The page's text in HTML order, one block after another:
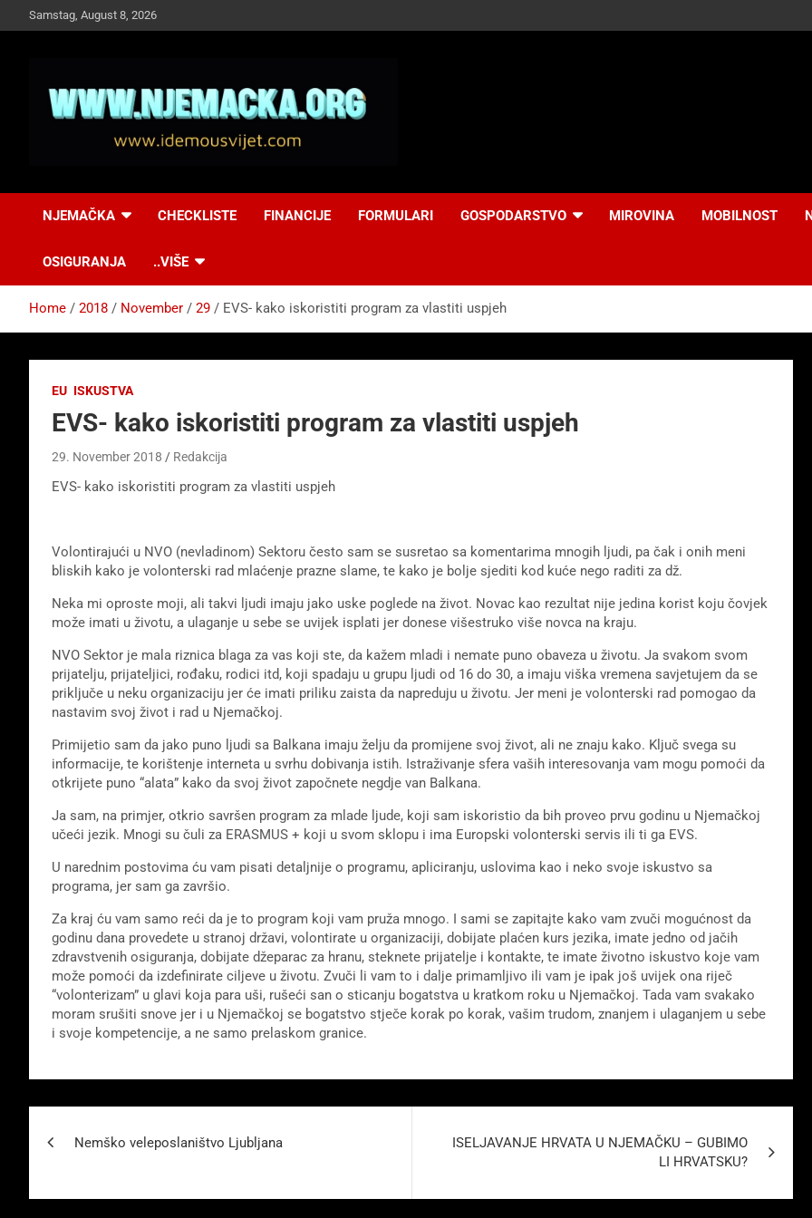
to
Samstag, August 8, 2026
Idemo u Svijet-
NJEMAČKA CHECKLISTE FINANCIJE FORMULARI GOSPODARSTVO MIROVINA MOBILNOST
OSIGURANJA ..VIŠE
Home 2018 November 29 EVS- kako iskoristiti program za vlastiti uspjeh
EU ISKUSTVA
EVS- kako iskoristiti program za vlastiti uspjeh
29. November 2018 Redakcija
EVS- kako iskoristiti program za vlastiti uspjeh
Volontirajući u NVO (nevladinom) Sektoru često sam se susretao sa komentarima mnogih ljudi, pa čak i onih meni
bliskih kako je volonterski rad mlaćenje prazne slame, te kako je bolje sjediti kod kuće nego raditi za dž.
Neka mi oproste moji, ali takvi ljudi imaju jako uske poglede na život. Novac kao rezultat nije jedina korist koju čovjek
može imati u životu, a ulaganje u sebe se uvijek isplati jer donese višestruko više novca na kraju.
NVO Sektor je mala riznica blaga za vas koji ste, da kažem mladi i nemate puno obaveza u životu. Ja svakom svom
prijatelju, prijateljici, rođaku, rodici itd, koji spadaju u grupu ljudi od 16 do 30, a imaju viška vremena savjetujem da se
priključe u neku organizaciju jer će imati priliku zaista da napreduju u životu. Jer meni je volonterski rad pomogao da
nastavim svoj život i rad u Njemačkoj.
Primijetio sam da jako puno ljudi sa Balkana imaju želju da promijene svoj život, ali ne znaju kako. Ključ svega su
informacije, te korištenje interneta u svrhu dobivanja istih. Istraživanje sfera vaših interesovanja vam mogu pomoći da
otkrijete puno “alata” kako da svoj život započnete negdje van Balkana.
Ja sam, na primjer, otkrio savršen program za mlade ljude, koji sam iskoristio da bih proveo prvu godinu u Njemačkoj
učeći jezik. Mnogi su čuli za ERASMUS + koji u svom sklopu i ima Europski volonterski servis ili ti ga EVS.
U narednim postovima ću vam pisati detaljnije o programu, apliciranju, uslovima kao i neko svoje iskustvo sa
programa, jer sam ga završio.
Za kraj ću vam samo reći da je to program koji vam pruža mnogo. I sami se zapitajte kako vam zvuči mogućnost da
godinu dana provedete u stranoj državi, volontirate u organizaciji, dobijate plaćen kurs jezika, imate jedno od jačih
zdravstvenih osiguranja, dobijate džeparac za hranu, steknete prijatelje i kontakte, te imate životno iskustvo koje vam
može pomoći da izdefinirate ciljeve u životu. Zvuči li vam to i dalje primamljivo ili vam je ipak još uvijek ona riječ
“volonterizam” u glavi koja para uši, rušeći san o sticanju bogatstva u kratkom roku u Njemačkoj. Tada vam svakako
moram srušiti snove jer i u Njemačkoj se bogatstvo stječe korak po korak, vašim trudom, znanjem i ulaganjem u sebe
i svoje kompetencije, a ne samo prelaskom granice.
Nemško veleposlaništvo Ljubljana
ISELJAVANJE HRVATA U NJEMAČKU – GUBIMO
LI HRVATSKU?